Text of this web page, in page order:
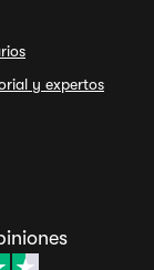
y expertos